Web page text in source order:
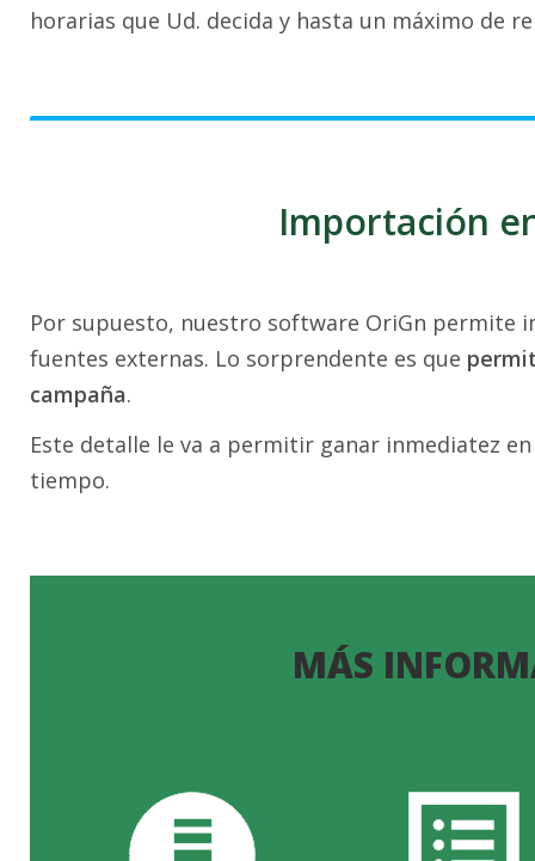
horarias que Ud. decida y hasta un máximo de
Importación
Por supuesto, nuestro software OriGn permite
fuentes externas. Lo sorprendente es que
campaña.
Este detalle le va a permitir ganar inmediatez
tiempo.
MÁS